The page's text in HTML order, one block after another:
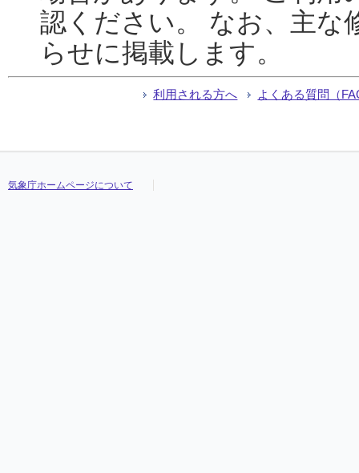
認ください。 なお、主な
らせに掲載します。
利用される方へ よくある質問（
気象庁ホームページについて